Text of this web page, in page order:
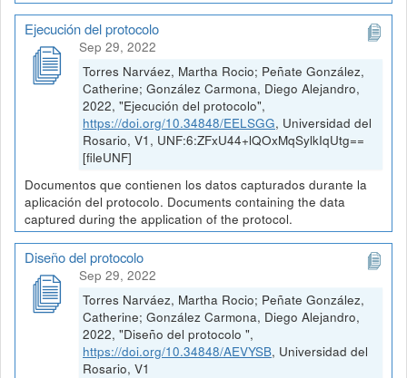
Ejecución del protocolo
Sep 29, 2022
Torres Narváez, Martha Rocio; Peñate González,
Catherine; González Carmona, Diego Alejandro,
2022, "Ejecución del protocolo",
https://doi.org/10.34848/EELSGG, Universidad del
Rosario, V1, UNF:6:ZFxU44+lQOxMqSylkIqUtg==
[fileUNF]
Documentos que contienen los datos capturados durante la
aplicación del protocolo. Documents containing the data
captured during the application of the protocol.
Diseño del protocolo
Sep 29, 2022
Torres Narváez, Martha Rocio; Peñate González,
Catherine; González Carmona, Diego Alejandro,
2022, "Diseño del protocolo ",
https://doi.org/10.34848/AEVYSB, Universidad del
Rosario, V1